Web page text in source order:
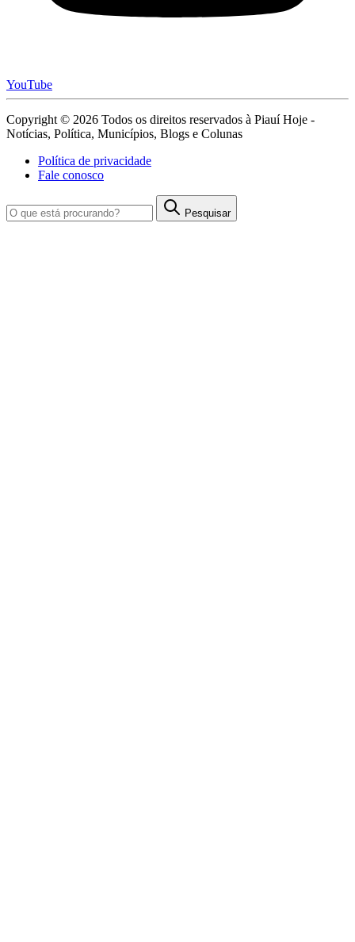
YouTube
Copyright © 2026 Todos os direitos reservados à Piauí Hoje -
Notícias, Política, Municípios, Blogs e Colunas
Política de privacidade
Fale conosco
Pesquisar